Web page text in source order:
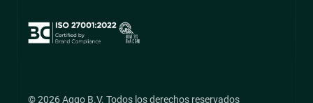
© 2026 Aqqo B.V. Todos los derechos reservados